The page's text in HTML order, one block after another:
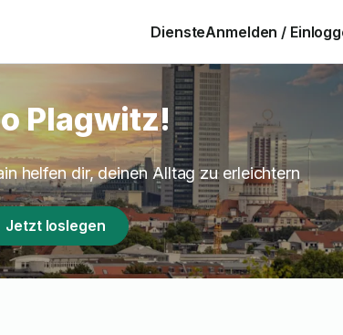
DiensteAnmelden /
Plagwitz!
helfen dir, deinen Alltag zu erleichtern
Jetzt loslegen